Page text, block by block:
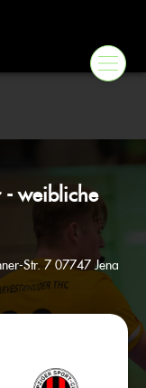
- weibliche
Str. 7 07747 Jena